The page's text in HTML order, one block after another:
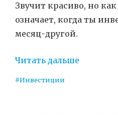
Звучит красиво, но
означает, когда ты
месяц-другой.
Читать дальше
#Инвестиции